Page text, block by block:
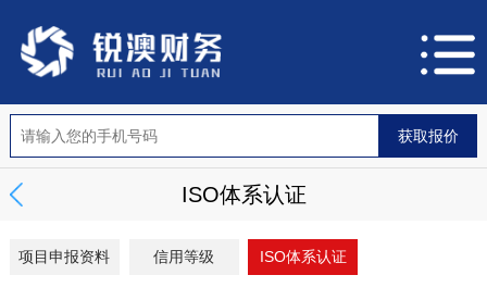
ISO体系认证
项目申报资料 信用等级 ISO体系认证